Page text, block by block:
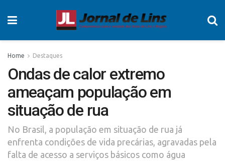
Home Destaques
Ondas de calor extremo
ameaçam população em
situação de rua
No Brasil, a população em situação de rua já
enfrenta condições de vida precárias, agravadas pela
falta de acesso a serviços básicos como água